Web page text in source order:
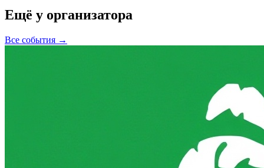
Ещё у организатора
Все события →